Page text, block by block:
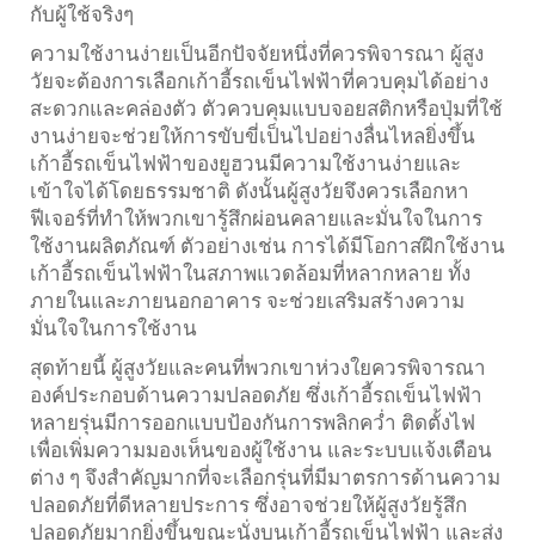
กับผู้ใช้จริงๆ
ความใช้งานง่ายเป็นอีกปัจจัยหนึ่งที่ควรพิจารณา ผู้สูง
วัยจะต้องการเลือกเก้าอี้รถเข็นไฟฟ้าที่ควบคุมได้อย่าง
สะดวกและคล่องตัว ตัวควบคุมแบบจอยสติกหรือปุ่มที่ใช้
งานง่ายจะช่วยให้การขับขี่เป็นไปอย่างลื่นไหลยิ่งขึ้น
เก้าอี้รถเข็นไฟฟ้าของยูฮวนมีความใช้งานง่ายและ
เข้าใจได้โดยธรรมชาติ ดังนั้นผู้สูงวัยจึงควรเลือกหา
ฟีเจอร์ที่ทำให้พวกเขารู้สึกผ่อนคลายและมั่นใจในการ
ใช้งานผลิตภัณฑ์ ตัวอย่างเช่น การได้มีโอกาสฝึกใช้งาน
เก้าอี้รถเข็นไฟฟ้าในสภาพแวดล้อมที่หลากหลาย ทั้ง
ภายในและภายนอกอาคาร จะช่วยเสริมสร้างความ
มั่นใจในการใช้งาน
สุดท้ายนี้ ผู้สูงวัยและคนที่พวกเขาห่วงใยควรพิจารณา
องค์ประกอบด้านความปลอดภัย ซึ่งเก้าอี้รถเข็นไฟฟ้า
หลายรุ่นมีการออกแบบป้องกันการพลิกคว่ำ ติดตั้งไฟ
เพื่อเพิ่มความมองเห็นของผู้ใช้งาน และระบบแจ้งเตือน
ต่าง ๆ จึงสำคัญมากที่จะเลือกรุ่นที่มีมาตรการด้านความ
ปลอดภัยที่ดีหลายประการ ซึ่งอาจช่วยให้ผู้สูงวัยรู้สึก
ปลอดภัยมากยิ่งขึ้นขณะนั่งบนเก้าอี้รถเข็นไฟฟ้า และส่ง